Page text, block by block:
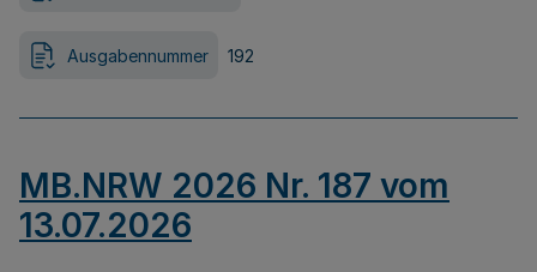
Ausgabennummer 192
MB.NRW 2026 Nr. 187 vom
13.07.2026